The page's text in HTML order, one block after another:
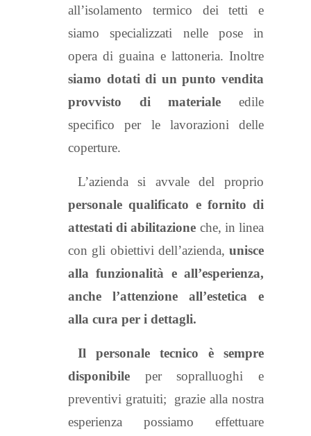
all’isolamento termico dei tetti e
siamo specializzati nelle pose in
opera di guaina e lattoneria. Inoltre
siamo dotati di un punto vendita
provvisto di materiale edile
specifico per le lavorazioni delle
coperture.
L’azienda si avvale del proprio
personale qualificato e fornito di
attestati di abilitazione che, in linea
con gli obiettivi dell’azienda, unisce
alla funzionalità e all’esperienza,
anche l’attenzione all’estetica e
alla cura per i dettagli.
Il personale tecnico è sempre
disponibile per sopralluoghi e
preventivi gratuiti; grazie alla nostra
esperienza possiamo effettuare